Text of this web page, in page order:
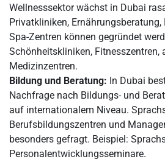
Wellnesssektor wächst in Dubai
Privatkliniken,
Spa-Zentren können gegründet
Schönheitskliniken, Fitnesszentren,
Medizinzentren.
Bildung und Beratung: In Dubai
Nachfrage nach Bildungs- und
auf internationalem Niveau.
Berufsbildungszentren und
besonders gefragt. Beispiel:
Personalentwicklungsseminare.